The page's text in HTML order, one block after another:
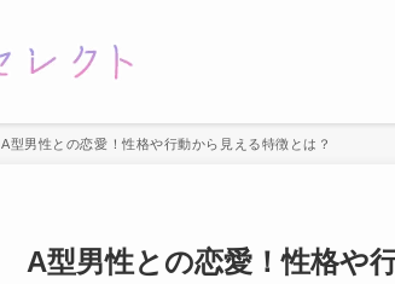
A型男性との恋愛！性格や行動から見える特徴とは？
A型男性との恋愛！性格や